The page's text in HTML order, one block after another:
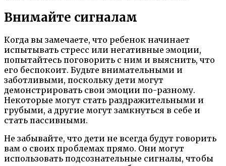
Внимайте сигналам
Когда вы замечаете, что ребенок начинает
испытывать стресс или негативные эмоции,
попытайтесь поговорить с ним и выяснить, что
его беспокоит. Будьте внимательными и
заботливыми, поскольку дети могут
демонстрировать свои эмоции по-разному.
Некоторые могут стать раздражительными и
грубыми, а другие могут замкнуться в себе и
стать пассивными.
Не забывайте, что дети не всегда будут говорить
вам о своих проблемах прямо. Они могут
использовать подсознательные сигналы, чтобы